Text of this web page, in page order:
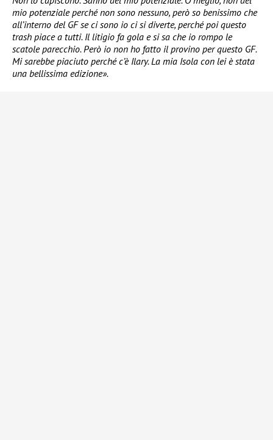
mio potenziale perché non sono nessuno, però so benissimo che
all’interno del GF se ci sono io ci si diverte, perché poi questo
trash piace a tutti. Il litigio fa gola e si sa che io rompo le
scatole parecchio. Però io non ho fatto il provino per questo GF.
Mi sarebbe piaciuto perché c’è Ilary. La mia Isola con lei è stata
una bellissima edizione».